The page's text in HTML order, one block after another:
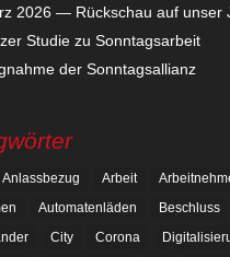
2026 — Rückschau auf unser
Studie zu Sonntagsarbeit
der Sonntagsallianz
Anlassbezug Arbeit
Automatenläden Beschluss
City Corona